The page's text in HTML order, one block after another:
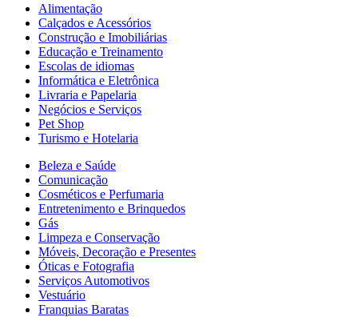
Alimentação
Calçados e Acessórios
Construção e Imobiliárias
Educação e Treinamento
Escolas de idiomas
Informática e Eletrônica
Livraria e Papelaria
Negócios e Serviços
Pet Shop
Turismo e Hotelaria
Beleza e Saúde
Comunicação
Cosméticos e Perfumaria
Entretenimento e Brinquedos
Gás
Limpeza e Conservação
Móveis, Decoração e Presentes
Óticas e Fotografia
Serviços Automotivos
Vestuário
Franquias Baratas